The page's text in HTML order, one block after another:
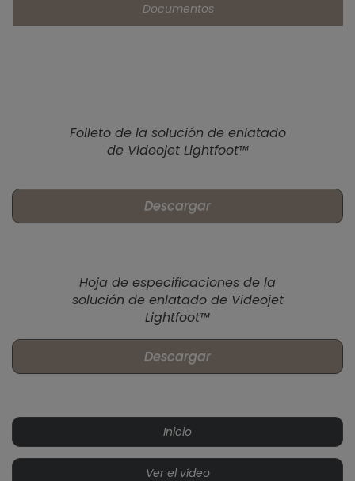
Documentos
Folleto de la solución de enlatado
de Videojet Lightfoot™
Descargar
Hoja de especificaciones de la
solución de enlatado de Videojet
Lightfoot™
Descargar
Inicio
Ver el vídeo